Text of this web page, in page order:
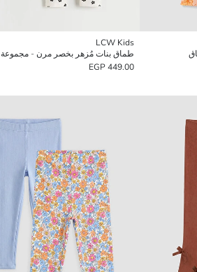
LCW Kids
449.00 EGP